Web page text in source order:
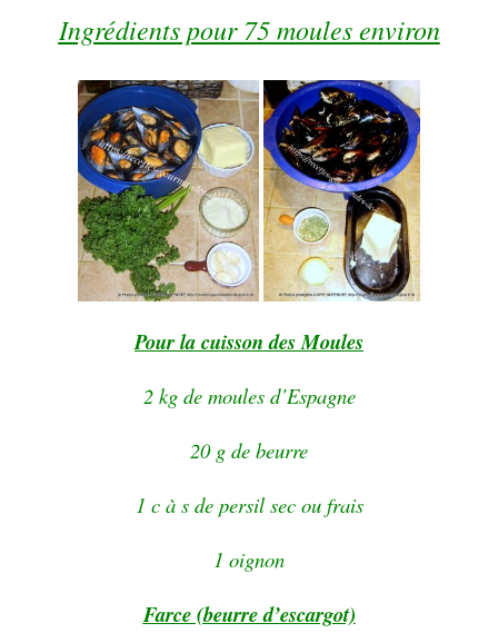
Ingrédients pour 75 moules environ
Pour la cuisson des Moules
2 kg de moules d’Espagne
20 g de beurre
1 c à s de persil sec ou frais
1 oignon
Farce (beurre d’escargot)